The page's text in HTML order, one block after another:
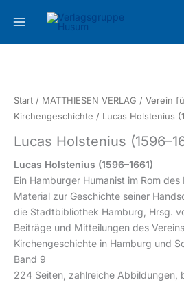
Inhalt
Start / MATTHIESEN VERLAG / Verein
Kirchengeschichte / Lucas Holstenius
Lucas Holstenius
Lucas Holstenius (1596–1661)
Ein Hamburger Humanist im Rom des
Material zur Geschichte seiner
die Stadtbibliothek Hamburg, Hrsg.
Beiträge und Mitteilungen des
Kirchengeschichte in Hamburg und
Band 9
224 Seiten, zahlreiche Abbildungen,
(1596–
1661)